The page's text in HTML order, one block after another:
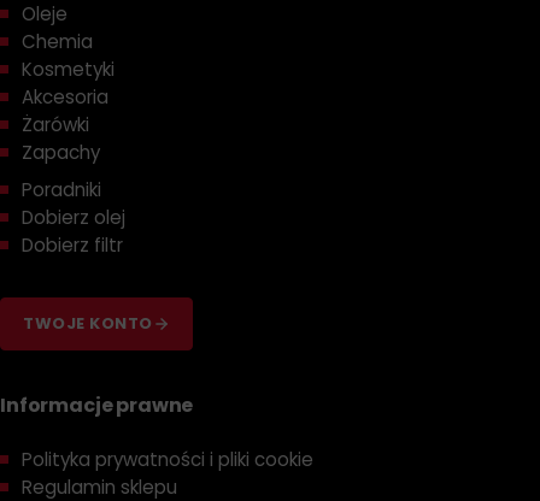
Oleje
Chemia
Kosmetyki
Akcesoria
Żarówki
Zapachy
Poradniki
Dobierz olej
Dobierz filtr
TWOJE KONTO
Informacje prawne
Polityka prywatności i pliki cookie
Regulamin sklepu